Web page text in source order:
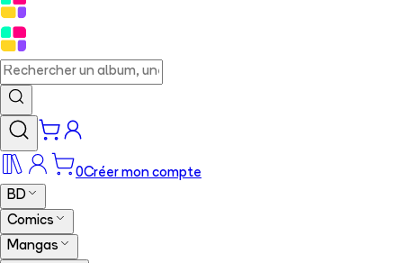
0Créer mon compte
BD
Comics
Mangas